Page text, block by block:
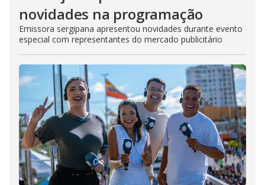
novidades na programação
Emissora sergipana apresentou novidades durante evento
especial com representantes do mercado publicitário